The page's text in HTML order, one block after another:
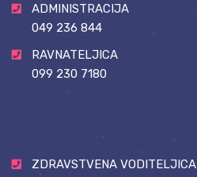
ADMINISTRACIJA
049 236 844
RAVNATELJICA
099 230 7180
ZDRAVSTVENA VODITELJICA